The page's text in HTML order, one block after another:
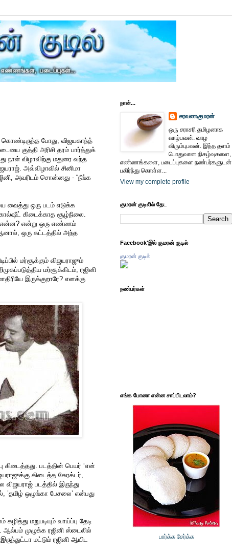
கொண்டிருந்த போது, விஜயகாந்த்
குத்தி அரிசி தரம் பார்த்துக்
நாள் விழாவிற்கு மதுரை வந்த
அவ்விழாவில் சினிமா
அவரிடம் சொன்னது - “நீங்க
வைத்து ஒரு படம் எடுக்க
கிடைக்காத சூழ்நிலை.
என்ன? என்று ஒரு எண்ணம்
ஒரு கட்டத்தில் அந்த
மர்சூக்கும் விஜயராஜும்
மர்சூக்கிடம், ரஜினி
இருக்குறாரே? எனக்கு
கிடைத்தது. படத்தின் பெயர் ‘என்
கிடைத்த கேரக்டர்,
விஜயராஜ் படத்தில் இருந்து
ஒழுங்கா பேசலை’ என்பது
மறுபடியும் வாய்ப்பு தேடி
முழுக்க ரஜினி ஸ்டைலில்
மட்டும் ரஜினி ஆயிட
நான்...
சரவணகுமரன்
ஒரு சராசரி தமிழனாக
வாழ்பவன். வாழ
விரும்புபவன். இந்த தளம்
பொதுவான நிகழ்வுகளை,
எண்ணங்களை, படைப்புகளை நண்பர்களுடன்
பகிர்ந்து கொள்ள...
View my complete profile
குமரன் குடிலில் தேட
Facebook'இல் குமரன் குடில்
குமரன் குடில்
நண்பர்கள்
எங்க போனா என்ன சாப்பிடலாம்?
பார்க்க சேர்க்க